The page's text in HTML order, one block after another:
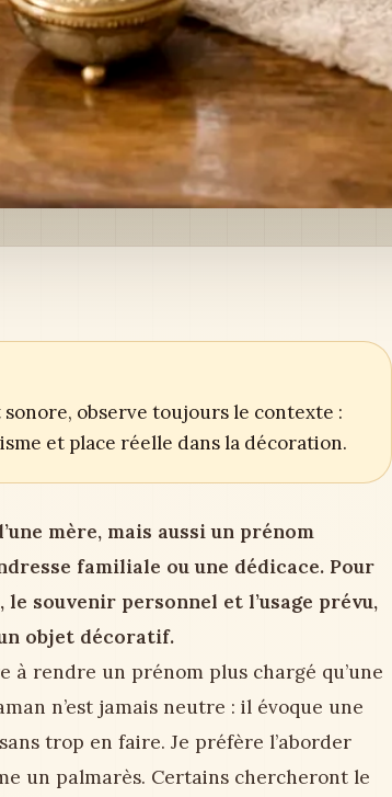
observe toujours le contexte :
et place réelle dans la décoration.
mère, mais aussi un prénom
familiale ou une dédicace. Pour
souvenir personnel et l’usage prévu,
objet décoratif.
à rendre un prénom plus chargé qu’une
n’est jamais neutre : il évoque une
trop en faire. Je préfère l’aborder
un palmarès. Certains chercheront le